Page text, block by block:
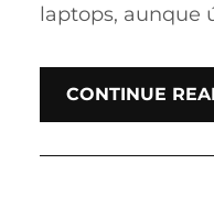
laptops, aunque
CONTINUE